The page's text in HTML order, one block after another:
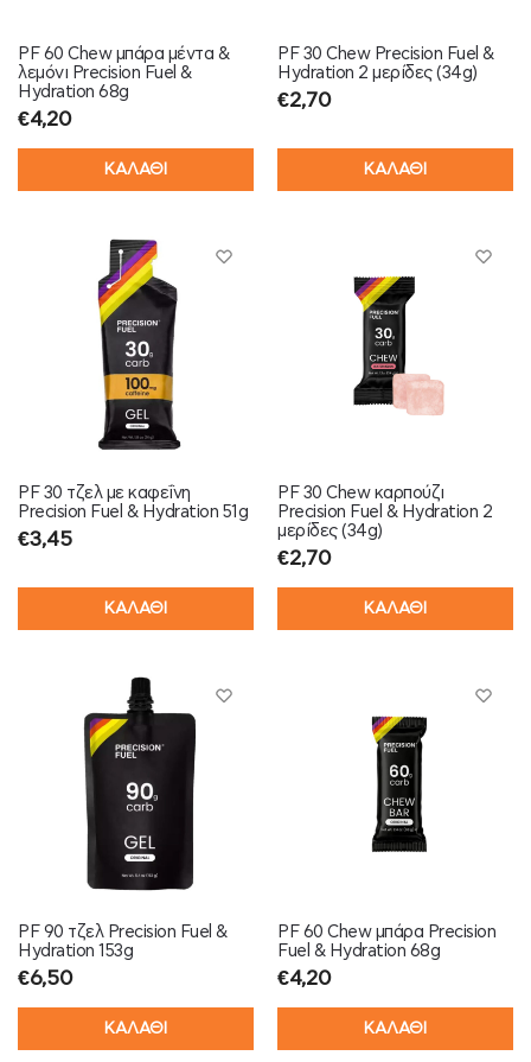
PF 60 Chew μπάρα μέντα &
λεμόνι Precision Fuel &
Hydration 68g
€4,20
ΚΑΛΑΘΙ
PF 30 Chew Precision Fuel &
Hydration 2 μερίδες (34g)
€2,70
ΚΑΛΑΘΙ
PF 30 τζελ με καφεΐνη
Precision Fuel & Hydration 51g
€3,45
ΚΑΛΑΘΙ
PF 30 Chew καρπούζι
Precision Fuel & Hydration 2
μερίδες (34g)
€2,70
ΚΑΛΑΘΙ
PF 90 τζελ Precision Fuel &
Hydration 153g
€6,50
ΚΑΛΑΘΙ
PF 60 Chew μπάρα Precision
Fuel & Hydration 68g
€4,20
ΚΑΛΑΘΙ